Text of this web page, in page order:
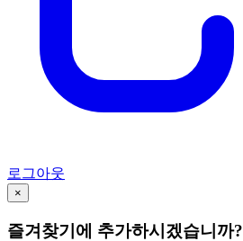
로그아웃
×
즐겨찾기에 추가하시겠습니까?